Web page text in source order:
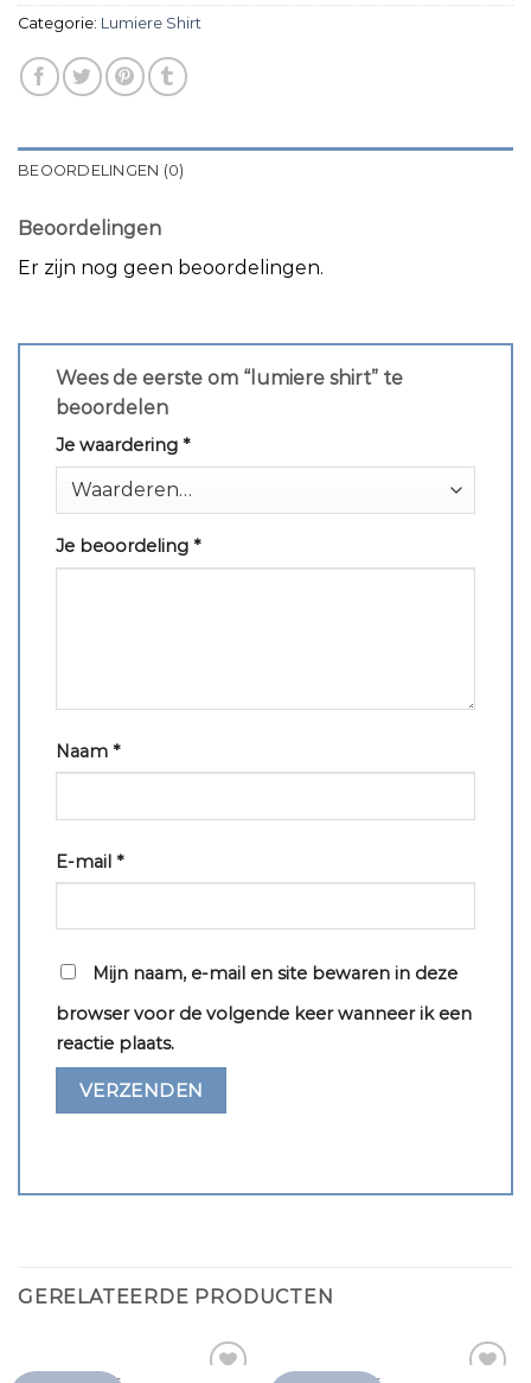
Categorie: Lumiere Shirt
BEOORDELINGEN (0)
Beoordelingen
Er zijn nog geen beoordelingen.
Wees de eerste om “lumiere shirt” te
beoordelen
Je waardering *
Je beoordeling *
Naam *
E-mail *
Mijn naam, e-mail en site bewaren in deze
browser voor de volgende keer wanneer ik een
reactie plaats.
GERELATEERDE PRODUCTEN